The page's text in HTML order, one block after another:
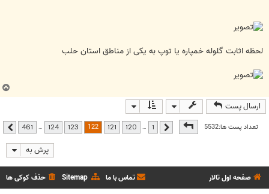
لحظه اثابت گلوله خمپاره یا توپ به یکی از مناطق استان حلب
ب
ا
ارسال پست
تعداد پست ها:5532
صفحه122
461 قبلی …
120
121
122
123
124
…
461 بعدی
پرش به
صفحه اول تالار حذف کوکی ها Sitemap تماس با ما